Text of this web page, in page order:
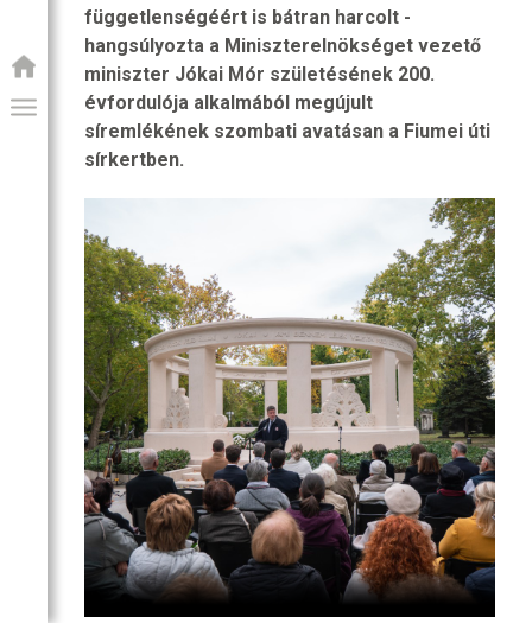
PROGRAM
függetlenségéért is bátran harcolt -
hangsúlyozta a Miniszterelnökséget vezető
miniszter Jókai Mór születésének 200.
évfordulója alkalmából megújult
síremlékének szombati avatásan a Fiumei úti
sírkertben.